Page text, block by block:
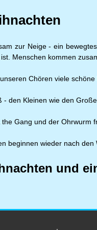
zur Neige - ein
Menschen kommen
Chören viele
- den Kleinen wie den
the Gang und der Ohrwurm
beginnen wieder nach
und